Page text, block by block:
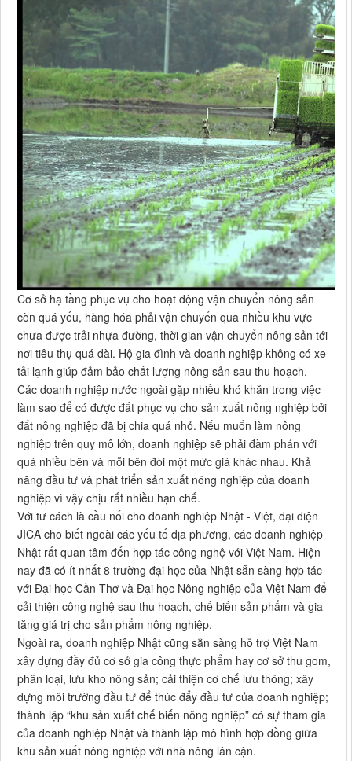
Cơ sở hạ tầng phục vụ cho hoạt động vận chuyển nông sản
còn quá yếu, hàng hóa phải vận chuyển qua nhiều khu vực
chưa được trải nhựa đường, thời gian vận chuyển nông sản tới
nơi tiêu thụ quá dài. Hộ gia đình và doanh nghiệp không có xe
tải lạnh giúp đảm bảo chất lượng nông sản sau thu hoạch.
Các doanh nghiệp nước ngoài gặp nhiều khó khăn trong việc
làm sao để có được đất phục vụ cho sản xuất nông nghiệp bởi
đất nông nghiệp đã bị chia quá nhỏ. Nếu muốn làm nông
nghiệp trên quy mô lớn, doanh nghiệp sẽ phải đàm phán với
quá nhiều bên và mỗi bên đòi một mức giá khác nhau. Khả
năng đầu tư và phát triển sản xuất nông nghiệp của doanh
nghiệp vì vậy chịu rất nhiều hạn chế.
Với tư cách là cầu nối cho doanh nghiệp Nhật - Việt, đại diện
JICA cho biết ngoài các yếu tố địa phương, các doanh nghiệp
Nhật rất quan tâm đến hợp tác công nghệ với Việt Nam. Hiện
nay đã có ít nhất 8 trường đại học của Nhật sẵn sàng hợp tác
với Đại học Cần Thơ và Đại học Nông nghiệp của Việt Nam để
cải thiện công nghệ sau thu hoạch, chế biến sản phẩm và gia
tăng giá trị cho sản phẩm nông nghiệp.
Ngoài ra, doanh nghiệp Nhật cũng sẵn sàng hỗ trợ Việt Nam
xây dựng đầy đủ cơ sở gia công thực phẩm hay cơ sở thu gom,
phân loại, lưu kho nông sản; cải thiện cơ chế lưu thông; xây
dựng môi trường đầu tư để thúc đẩy đầu tư của doanh nghiệp;
thành lập “khu sản xuất chế biến nông nghiệp” có sự tham gia
của doanh nghiệp Nhật và thành lập mô hình hợp đồng giữa
khu sản xuất nông nghiệp với nhà nông lân cận.